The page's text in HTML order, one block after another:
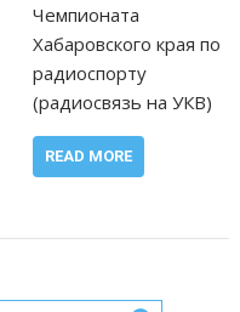
Чемпионата
Хабаровского края по
радиоспорту
(радиосвязь на УКВ)
READ MORE